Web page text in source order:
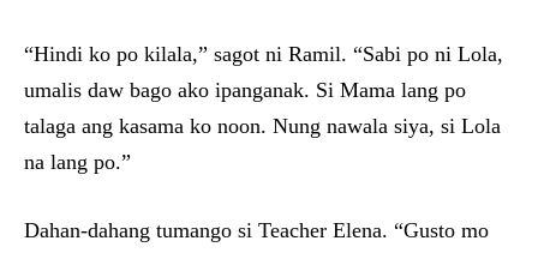
“Hindi ko po kilala,” sagot ni Ramil. “Sabi po ni Lola,
umalis daw bago ako ipanganak. Si Mama lang po
talaga ang kasama ko noon. Nung nawala siya, si Lola
na lang po.”
Dahan-dahang tumango si Teacher Elena. “Gusto mo